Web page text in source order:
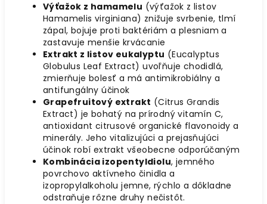
Výťažok z hamamelu (výťažok z listov
Hamamelis virginiana) znižuje svrbenie, tlmí
zápal, bojuje proti baktériám a plesniam a
zastavuje menšie krvácanie
Extrakt z listov eukalyptu (Eucalyptus
Globulus Leaf Extract) uvoľňuje chodidlá,
zmierňuje bolesť a má antimikrobiálny a
antifungálny účinok
Grapefruitový extrakt (Citrus Grandis
Extract) je bohatý na prírodný vitamín C,
antioxidant citrusové organické flavonoidy a
minerály. Jeho vitalizujúci a prejasňujúci
účinok robí extrakt všeobecne odporúčaným
Kombinácia izopentyldiolu, jemného
povrchovo aktívneho činidla a
izopropylalkoholu jemne, rýchlo a dôkladne
odstraňuje rôzne druhy nečistôt.